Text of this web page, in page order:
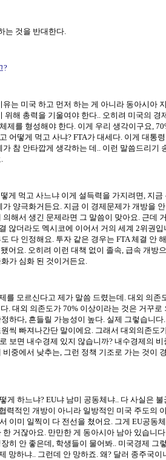
는 것을 반대한다.
?
유는 미국 하고 먼저 하는 게 아니라 동아시아
위해 총력을 기울여야 한다.. 오히려 미국의 경
제를 형성해야 한다. 이게 우리 생각이구요,
어떻게 먹고 사냐? FTA가 대세다. 이게 대통
참 안타깝게 생각하는 데.. 이런 말씀드리기
게 먹고 사느냐 이게 설득력을 가지려면, 지금
양극화거든요. 지금 이 경제문제가 개방을
해서 생긴 문제라면 그 말씀이 맞아요. 근데
않더라도 멕시코에 이어서 거의 세계 2위권입
다 인정해요. 투자 같은 경우는 FTA 체결 안
어요. 오히려 이런 대책 없이 졸속, 급속 개방
가 심화 된 것이거든요.
를 모르신다고 제가 말씀 드렸는데. 대외 의존
. 대외 의존도가 70% 이상이라는 것은 거꾸로
하다, 흔들릴 가능성이 높다. 실제 그렇습니다
씩 빠져나간단 말이에요. 그래서 대외의존도
보면 내수경제 있지 않습니까? 내수경제의 비
중에서 낮추는, 그런 정책 기조로 가는 것이
게 하느냐? EU냐 남미 공동체냐.. 다 사실은 불
력적인 개방이 아니라 일방적인 미국 주도의
이미 일찍이 다 전선을 쳤어요. 그게 EU공동
거잖아요. 만만한 게 동아시아 남아 있습니
히 안 좋은데, 학생들이 물어봐.. 미국경제 그
망하냐.. 그런데 안 망하죠. 왜? 달러 종주국이